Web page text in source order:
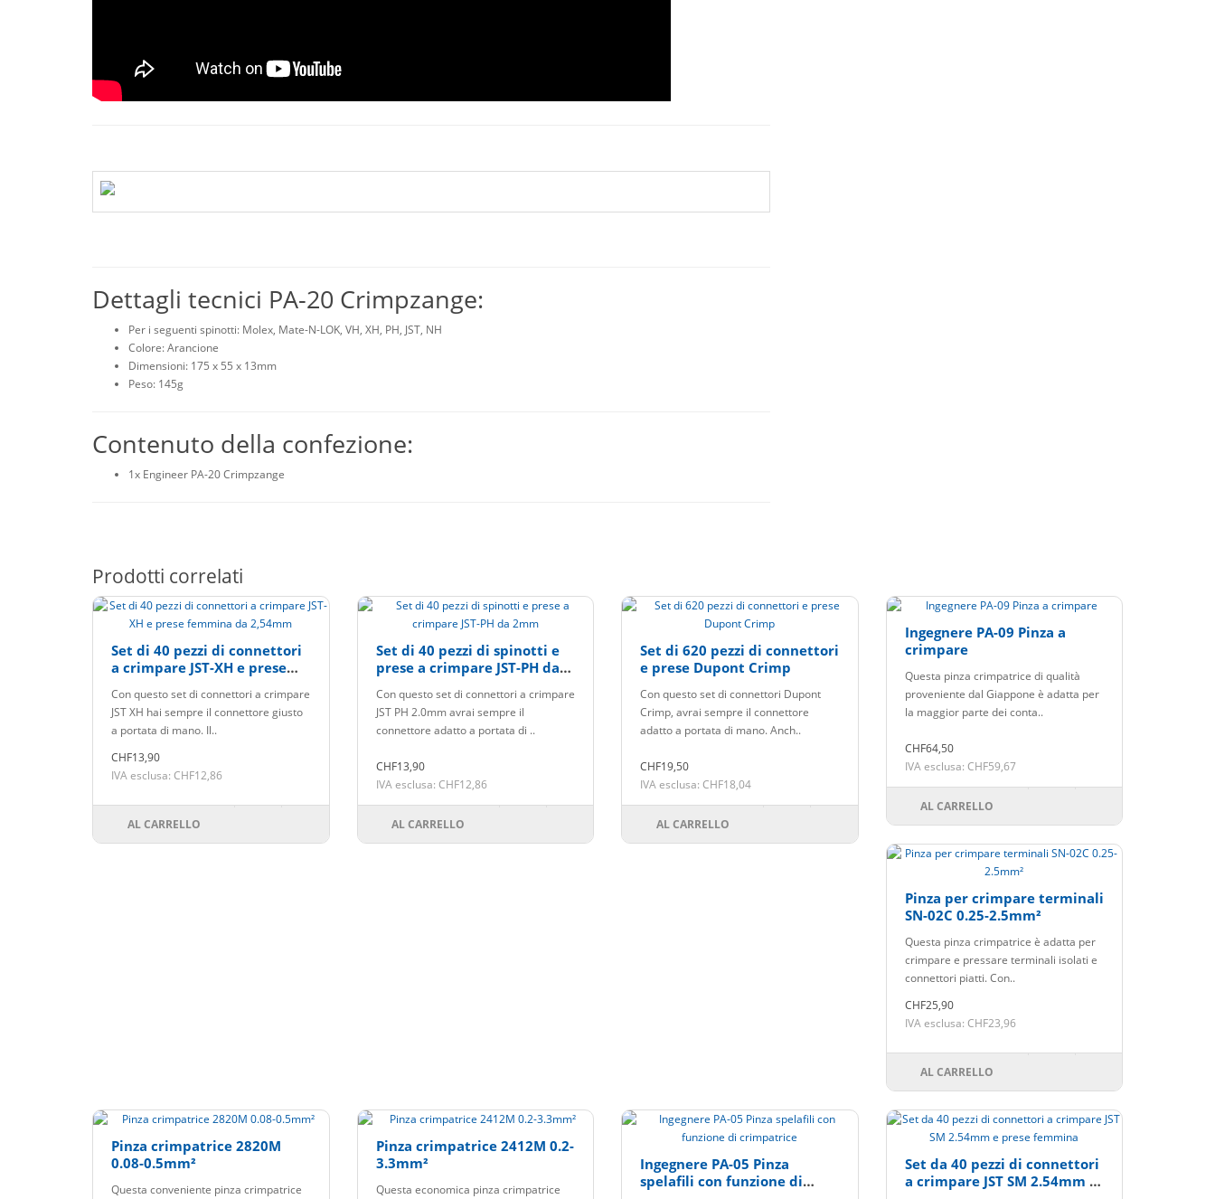
Dettagli tecnici PA-20 Crimpzange:
Per i seguenti spinotti: Molex, Mate-N-LOK, VH, XH, PH, JST, NH
Colore: Arancione
Dimensioni: 175 x 55 x 13mm
Peso: 145g
Contenuto della confezione:
1x Engineer PA-20 Crimpzange
Prodotti correlati
Set di 40 pezzi di connettori
a crimpare JST-XH e prese
Con questo set di connettori a crimpare
JST XH hai sempre il connettore giusto
a portata di mano. Il..
CHF13,90
IVA esclusa: CHF12,86
AL CARRELLO
Set di 40 pezzi di spinotti e
prese a crimpare JST-PH da
Con questo set di connettori a crimpare
JST PH 2.0mm avrai sempre il
connettore adatto a portata di ..
CHF13,90
IVA esclusa: CHF12,86
AL CARRELLO
Set di 620 pezzi di connettori
e prese Dupont Crimp
Con questo set di connettori Dupont
Crimp, avrai sempre il connettore
adatto a portata di mano. Anch..
CHF19,50
IVA esclusa: CHF18,04
AL CARRELLO
Ingegnere PA-09 Pinza a
crimpare
Questa pinza crimpatrice di qualità
proveniente dal Giappone è adatta per
la maggior parte dei conta..
CHF64,50
IVA esclusa: CHF59,67
AL CARRELLO
Pinza per crimpare terminali
SN-02C 0.25-2.5mm²
Questa pinza crimpatrice è adatta per
crimpare e pressare terminali isolati e
connettori piatti. Con..
CHF25,90
IVA esclusa: CHF23,96
AL CARRELLO
Pinza crimpatrice 2820M
0.08-0.5mm²
Questa conveniente pinza crimpatrice
Pinza crimpatrice 2412M 0.2-
3.3mm²
Questa economica pinza crimpatrice
Ingegnere PA-05 Pinza
spelafili con funzione di
Set da 40 pezzi di connettori
a crimpare JST SM 2.54mm e